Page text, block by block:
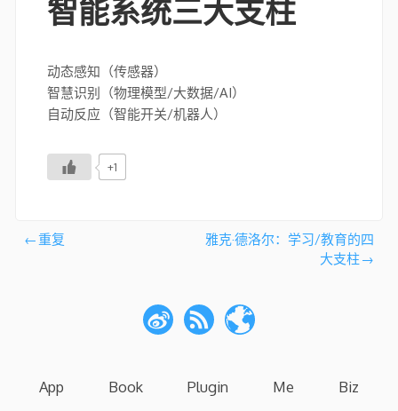
智能系统三大支柱
动态感知（传感器）
智慧识别（物理模型/大数据/AI）
自动反应（智能开关/机器人）
+1
文重复
雅克·德洛尔：学习/教育的四
大支柱
App Book Plugin Me Biz